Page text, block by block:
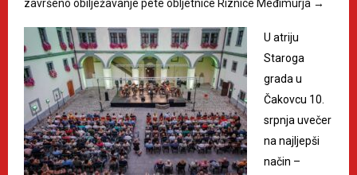
završeno obilježavanje pete obljetnice Riznice Međimurja →
U atriju
Staroga
grada u
Čakovcu 10.
srpnja uvečer
na najljepši
način –